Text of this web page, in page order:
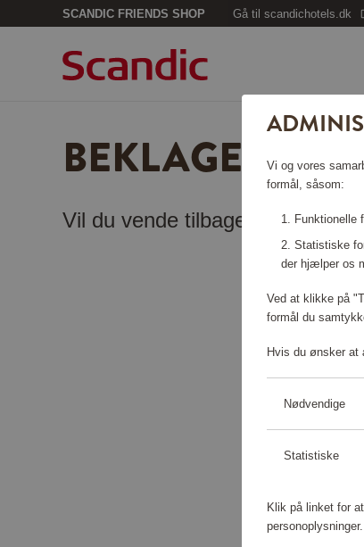
SCANDIC FRIENDS SHOP Gå til scandichotels.dk
BEKLAGER,
Vil du vende tilbage til
Vi og vores
formål, såsom:
Funktionelle
Statistiske
der hjælper os
Ved at klikke på
formål du
Hvis du ønsker
Nødvendige
Statistiske
Klik på linket for
personoplysninger.